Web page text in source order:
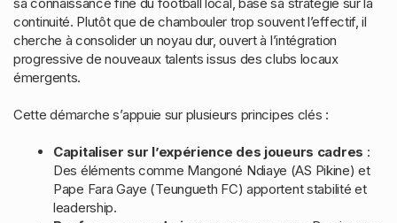
continuité. Plutôt que de chambouler trop souvent l’effectif, il
cherche à consolider un noyau dur, ouvert à l’intégration
progressive de nouveaux talents issus des clubs locaux
émergents.
Cette démarche s’appuie sur plusieurs principes clés :
Capitaliser sur l’expérience des joueurs cadres :
Des éléments comme Mangoné Ndiaye (AS Pikine) et
Pape Fara Gaye (Teungueth FC) apportent stabilité et
leadership.